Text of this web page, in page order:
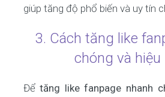
giúp tăng độ phổ biến và uy tín
3. Cách tăng like
chóng và hiệu
Đểtăng like fanpage nhanh